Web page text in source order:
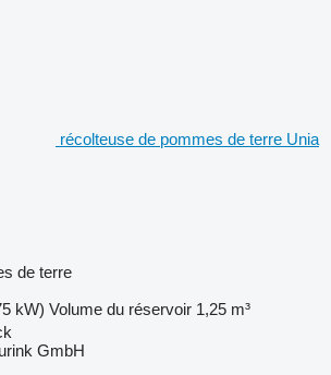
récolteuse de pommes de terre Unia
de terre
kW) Volume du réservoir 1,25 m³
GmbH